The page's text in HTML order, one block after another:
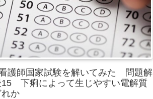
護師国家試験を解いてみた 問題解
下痢によって生じやすい電解質
か